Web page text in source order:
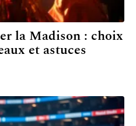
la Madison : choix
et astuces